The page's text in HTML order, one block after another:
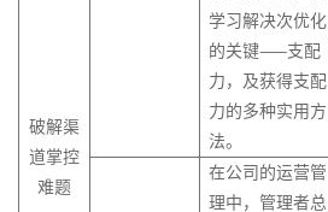
破解渠
道掌控
难题
学习解决次优化
的关键——支配
力，及获得支配
力的多种实用方
法。
在公司的运营管
理中，管理者总